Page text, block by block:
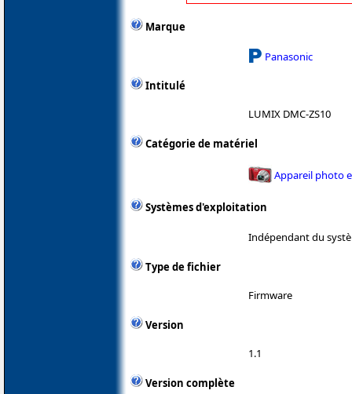
Marque
Panasonic
Intitulé
LUMIX DMC-ZS10
Catégorie de matériel
Appareil photo
Systèmes d'exploitation
Indépendant du
Type de fichier
Firmware
Version
1.1
Version complète